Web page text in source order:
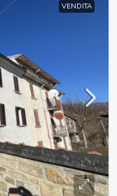
VENDITA